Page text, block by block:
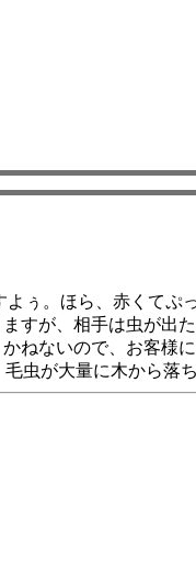
ぅ。ほら、赤くて
すが、相手は虫が出
ねないので、お客様
虫が大量に木から落